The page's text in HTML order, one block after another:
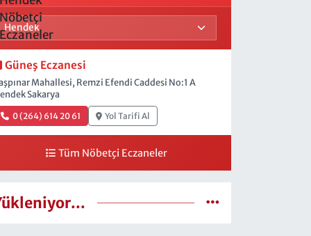
Güneş Eczanesi
Mahallesi, Remzi Efendi Caddesi No:1 A
Sakarya
0 (264) 614 20 61 Yol Tarifi Al
Tüm Nöbetçi Eczaneler